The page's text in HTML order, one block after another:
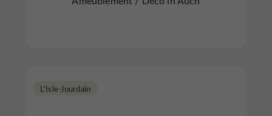
L'Isle-Jourdain